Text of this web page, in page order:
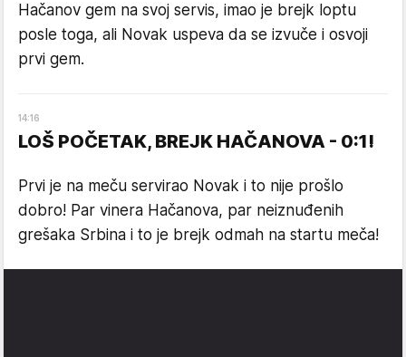
Hačanov gem na svoj servis, imao je brejk loptu
posle toga, ali Novak uspeva da se izvuče i osvoji
prvi gem.
14:16
LOŠ POČETAK, BREJK HAČANOVA - 0:1!
Prvi je na meču servirao Novak i to nije prošlo
dobro! Par vinera Hačanova, par neiznuđenih
grešaka Srbina i to je brejk odmah na startu meča!